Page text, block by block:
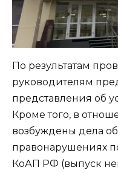
По результатам
руководителям
представления об
Кроме того, в
возбуждены дела
правонарушениях по
КоАП РФ (выпуск